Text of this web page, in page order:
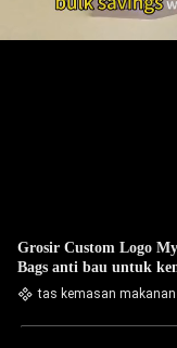
Grosir Custom Logo
Bags anti bau untuk
tas kemasan makanan